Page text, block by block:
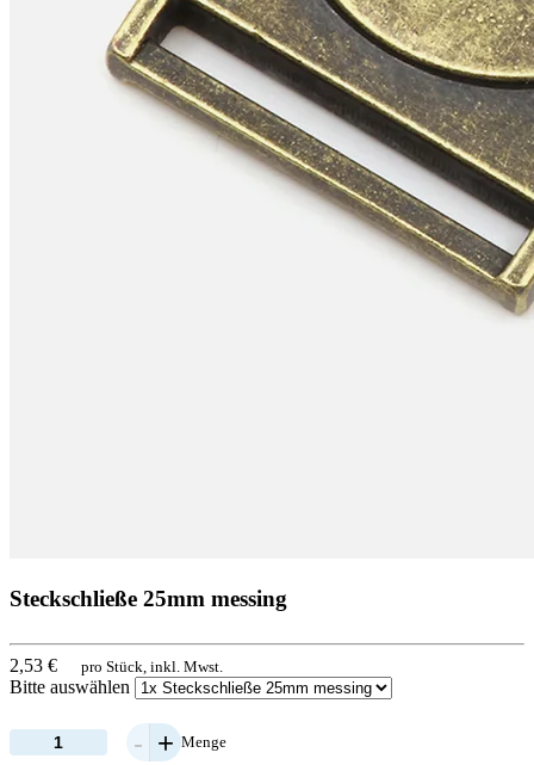
Steckschließe 25mm messing
2,53 € pro Stück, inkl. Mwst.
Bitte auswählen
- + Menge